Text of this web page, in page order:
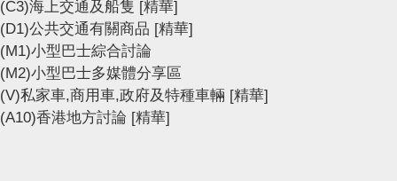
(C3)海上交通及船隻 [精華]
(D1)公共交通有關商品 [精華]
(M1)小型巴士綜合討論
(M2)小型巴士多媒體分享區
(V)私家車,商用車,政府及特種車輛 [精華]
(A10)香港地方討論 [精華]